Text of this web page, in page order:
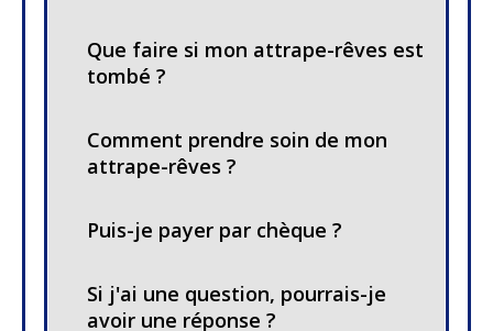
Que faire si mon attrape-rêves est
tombé ?
Comment prendre soin de mon
attrape-rêves ?
Puis-je payer par chèque ?
Si j'ai une question, pourrais-je
avoir une réponse ?